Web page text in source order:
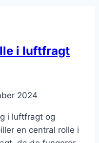
i luftfragt
2024
i luftfragt og
en central rolle i